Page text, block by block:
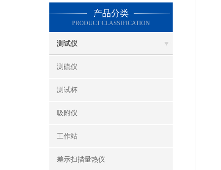
产品分类
PRODUCT CLASSIFICATION
测试仪
测硫仪
测试杯
吸附仪
工作站
差示扫描量热仪